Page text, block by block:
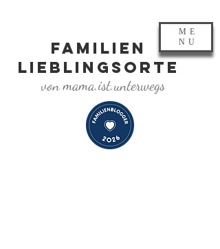
FAMILIEN
LIEBLINGSORTE
von mama.ist.unterwegs
ME
NU